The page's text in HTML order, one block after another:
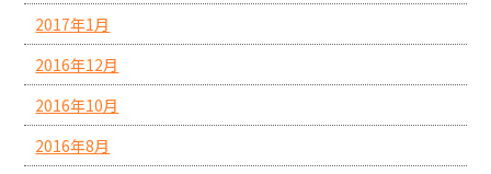
2017年1月
2016年12月
2016年10月
2016年8月